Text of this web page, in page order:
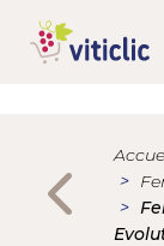
contenu